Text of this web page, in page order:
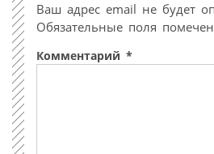
Ваш адрес email не будет
Обязательные поля
Комментарий *